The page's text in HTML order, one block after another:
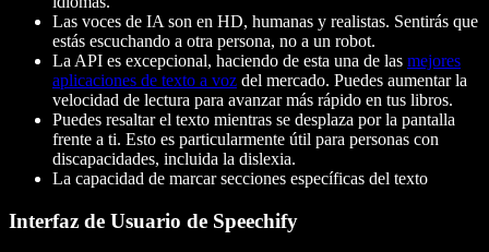
Las voces de IA son en HD, humanas y realistas. Sentirás que
estás escuchando a otra persona, no a un robot.
La API es excepcional, haciendo de esta una de las mejores
aplicaciones de texto a voz del mercado. Puedes aumentar la
velocidad de lectura para avanzar más rápido en tus libros.
Puedes resaltar el texto mientras se desplaza por la pantalla
frente a ti. Esto es particularmente útil para personas con
discapacidades, incluida la dislexia.
La capacidad de marcar secciones específicas del texto
Interfaz de Usuario de Speechify